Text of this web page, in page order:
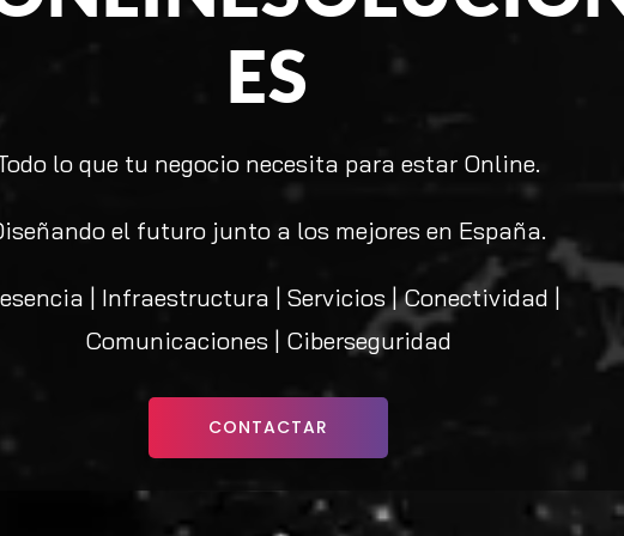
ES
lo que tu negocio necesita para estar Online.
el futuro junto a los mejores en España.
| Infraestructura | Servicios | Conectividad |
Comunicaciones | Ciberseguridad
CONTACTAR